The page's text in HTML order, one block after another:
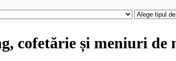
cofetărie și meniuri